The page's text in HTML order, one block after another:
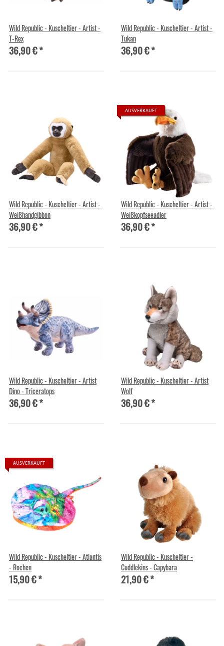
Wild Republic - Kuscheltier - Artist -
T-Rex
36,90 €*
Wild Republic - Kuscheltier - Artist -
Tukan
36,90 €*
Wild Republic - Kuscheltier - Artist -
Weißhandgibbon
36,90 €*
AUSVERKAUFT
Wild Republic - Kuscheltier - Artist -
Weißkopfseeadler
36,90 €*
Wild Republic - Kuscheltier - Artist
Dino - Triceratops
36,90 €*
Wild Republic - Kuscheltier - Artist
Wolf
36,90 €*
AUSVERKAUFT
Wild Republic - Kuscheltier - Atlantis
- Rochen
15,90 €*
Wild Republic - Kuscheltier -
Cuddlekins - Capybara
21,90 €*